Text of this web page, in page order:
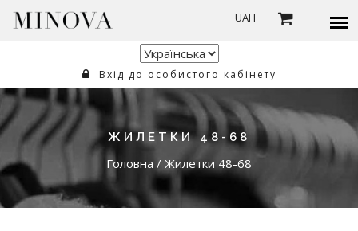
UAH
Вхід до особистого кабінету
ЖИЛЕТКИ 48-68
Головна / Жилетки 48-68